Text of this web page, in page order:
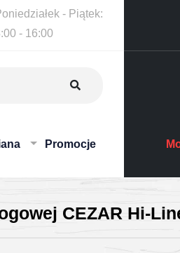
- Piątek:
- 16:00
Promocje
CEZAR Hi-